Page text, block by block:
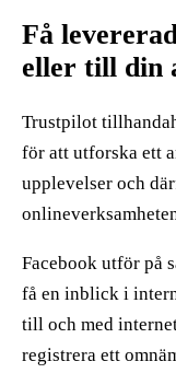
Få
eller till din
Trustpilot
för att utforska ett
upplevelser och
Facebook utför på
få en inblick i
till och med
registrera ett